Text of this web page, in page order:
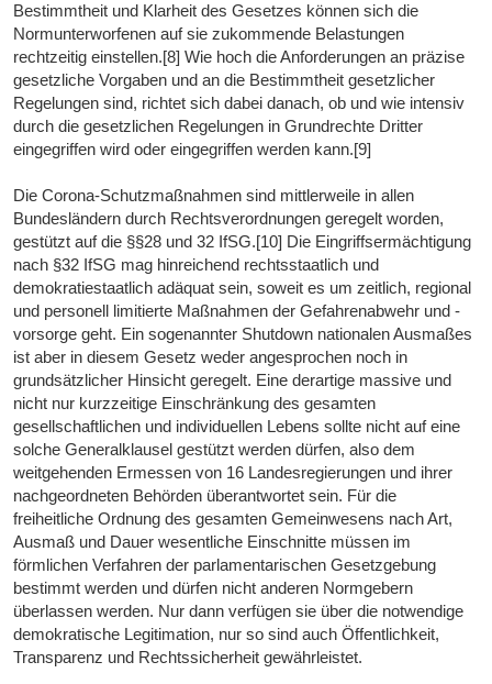
Bestimmtheit und Klarheit des Gesetzes können sich die
Normunterworfenen auf sie zukommende Belastungen
rechtzeitig einstellen.[8] Wie hoch die Anforderungen an präzise
gesetzliche Vorgaben und an die Bestimmtheit gesetzlicher
Regelungen sind, richtet sich dabei danach, ob und wie intensiv
durch die gesetzlichen Regelungen in Grundrechte Dritter
eingegriffen wird oder eingegriffen werden kann.[9]
Die Corona-Schutzmaßnahmen sind mittlerweile in allen
Bundesländern durch Rechtsverordnungen geregelt worden,
gestützt auf die §§28 und 32 IfSG.[10] Die Eingriffsermächtigung
nach §32 IfSG mag hinreichend rechtsstaatlich und
demokratiestaatlich adäquat sein, soweit es um zeitlich, regional
und personell limitierte Maßnahmen der Gefahrenabwehr und -
vorsorge geht. Ein sogenannter Shutdown nationalen Ausmaßes
ist aber in diesem Gesetz weder angesprochen noch in
grundsätzlicher Hinsicht geregelt. Eine derartige massive und
nicht nur kurzzeitige Einschränkung des gesamten
gesellschaftlichen und individuellen Lebens sollte nicht auf eine
solche Generalklausel gestützt werden dürfen, also dem
weitgehenden Ermessen von 16 Landesregierungen und ihrer
nachgeordneten Behörden überantwortet sein. Für die
freiheitliche Ordnung des gesamten Gemeinwesens nach Art,
Ausmaß und Dauer wesentliche Einschnitte müssen im
förmlichen Verfahren der parlamentarischen Gesetzgebung
bestimmt werden und dürfen nicht anderen Normgebern
überlassen werden. Nur dann verfügen sie über die notwendige
demokratische Legitimation, nur so sind auch Öffentlichkeit,
Transparenz und Rechtssicherheit gewährleistet.